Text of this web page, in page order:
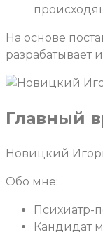
На основе
разрабатывает
Главный
Новицкий
Обо мне:
Психиатр-
Кандидат